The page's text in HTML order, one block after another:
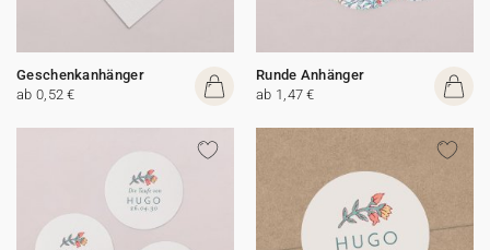
Geschenkanhänger
ab 0,52 €
Runde Anhänger
ab 1,47 €